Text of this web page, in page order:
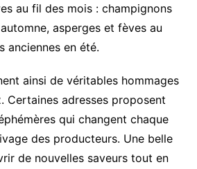
au fil des mois : champignons
asperges et fèves au
anciennes en été.
ainsi de véritables hommages
Certaines adresses proposent
qui changent chaque
des producteurs. Une belle
de nouvelles saveurs tout en